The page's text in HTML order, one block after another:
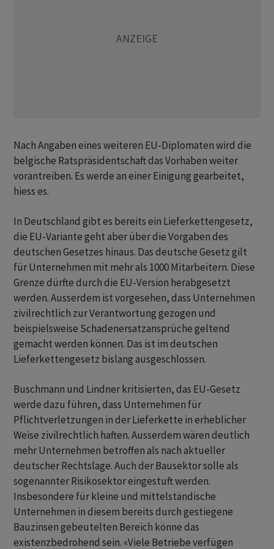
Nach Angaben eines weiteren EU-Diplomaten wird die
belgische Ratspräsidentschaft das Vorhaben weiter
vorantreiben. Es werde an einer Einigung gearbeitet,
hiess es.
In Deutschland gibt es bereits ein Lieferkettengesetz,
die EU-Variante geht aber über die Vorgaben des
deutschen Gesetzes hinaus. Das deutsche Gesetz gilt
für Unternehmen mit mehr als 1000 Mitarbeitern. Diese
Grenze dürfte durch die EU-Version herabgesetzt
werden. Ausserdem ist vorgesehen, dass Unternehmen
zivilrechtlich zur Verantwortung gezogen und
beispielsweise Schadenersatzansprüche geltend
gemacht werden können. Das ist im deutschen
Lieferkettengesetz bislang ausgeschlossen.
Buschmann und Lindner kritisierten, das EU-Gesetz
werde dazu führen, dass Unternehmen für
Pflichtverletzungen in der Lieferkette in erheblicher
Weise zivilrechtlich haften. Ausserdem wären deutlich
mehr Unternehmen betroffen als nach aktueller
deutscher Rechtslage. Auch der Bausektor solle als
sogenannter Risikosektor eingestuft werden.
Insbesondere für kleine und mittelständische
Unternehmen in diesem bereits durch gestiegene
Bauzinsen gebeutelten Bereich könne das
existenzbedrohend sein. «Viele Betriebe verfügen